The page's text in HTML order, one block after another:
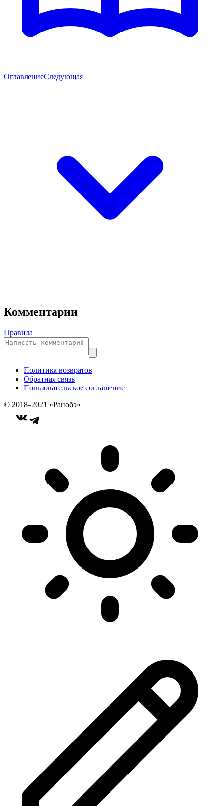
ОглавлениеСледующая
Комментарии
Правила
Политика возвратов
Обратная связь
Пользовательское соглашение
© 2018–2021 «Ранобэ»